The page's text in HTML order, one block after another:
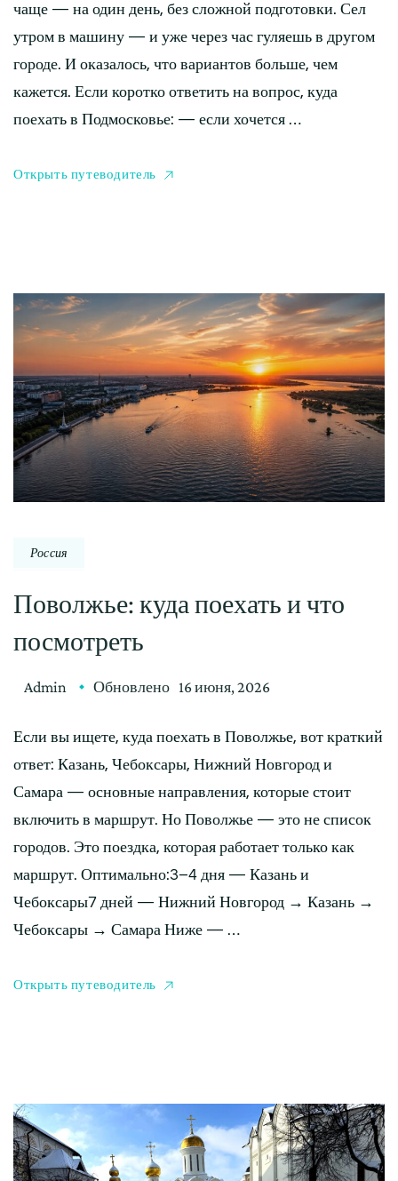
чаще — на один день, без сложной подготовки. Сел
утром в машину — и уже через час гуляешь в другом
городе. И оказалось, что вариантов больше, чем
кажется. Если коротко ответить на вопрос, куда
поехать в Подмосковье: — если хочется …
Открыть путеводитель
Россия
Поволжье: куда поехать и что
посмотреть
Admin Обновлено 16 июня, 2026
Если вы ищете, куда поехать в Поволжье, вот краткий
ответ: Казань, Чебоксары, Нижний Новгород и
Самара — основные направления, которые стоит
включить в маршрут. Но Поволжье — это не список
городов. Это поездка, которая работает только как
маршрут. Оптимально:3–4 дня — Казань и
Чебоксары7 дней — Нижний Новгород → Казань →
Чебоксары → Самара Ниже — …
Открыть путеводитель